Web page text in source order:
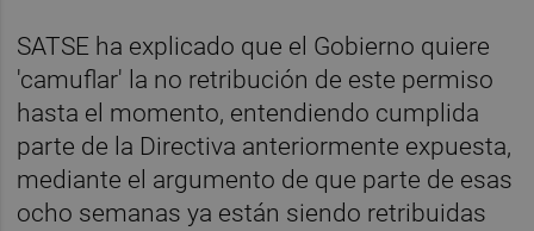
SATSE ha explicado que el Gobierno quiere
'camuflar' la no retribución de este permiso
hasta el momento, entendiendo cumplida
parte de la Directiva anteriormente expuesta,
mediante el argumento de que parte de esas
ocho semanas ya están siendo retribuidas